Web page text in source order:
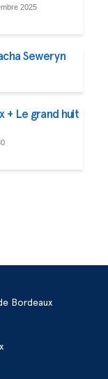
2025
Seweryn
+ Le grand huit
Bordeaux